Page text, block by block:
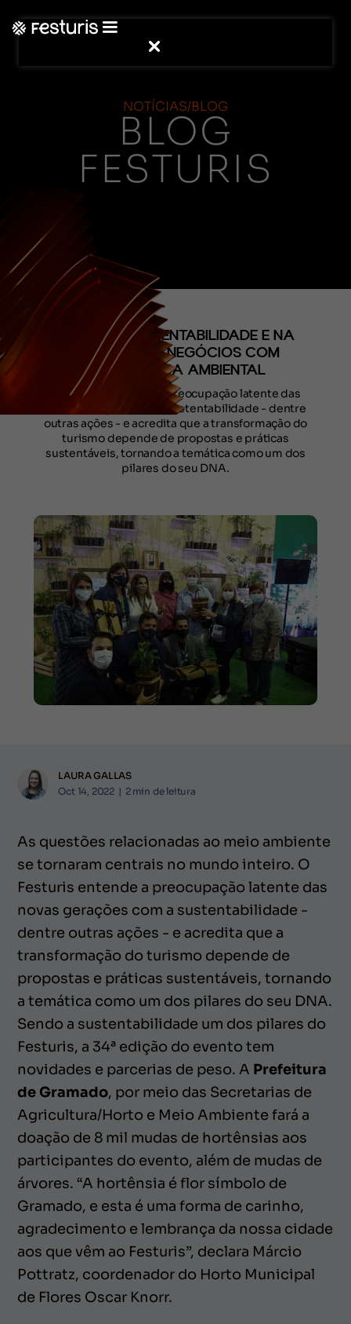
NOTÍCIAS/BLOG
BLOG
FESTURIS
(CONTEÚDO)
FOCO NA SUSTENTABILIDADE E NA
GERAÇÃO DE NEGÓCIOS COM
CONSCIÊNCIA AMBIENTAL
O Festuris entende a preocupação latente das
novas gerações com a sustentabilidade - dentre
outras ações - e acredita que a transformação do
turismo depende de propostas e práticas
sustentáveis, tornando a temática como um dos
pilares do seu DNA.
LAURA GALLAS
Oct 14, 2022 | 2 min de leitura
As questões relacionadas ao meio ambiente
se tornaram centrais no mundo inteiro. O
Festuris entende a preocupação latente das
novas gerações com a sustentabilidade -
dentre outras ações - e acredita que a
transformação do turismo depende de
propostas e práticas sustentáveis, tornando
a temática como um dos pilares do seu DNA.
Sendo a sustentabilidade um dos pilares do
Festuris, a 34ª edição do evento tem
novidades e parcerias de peso. A Prefeitura
de Gramado, por meio das Secretarias de
Agricultura/Horto e Meio Ambiente fará a
doação de 8 mil mudas de hortênsias aos
participantes do evento, além de mudas de
árvores. “A hortênsia é flor símbolo de
Gramado, e esta é uma forma de carinho,
agradecimento e lembrança da nossa cidade
aos que vêm ao Festuris”, declara Márcio
Pottratz, coordenador do Horto Municipal
de Flores Oscar Knorr.